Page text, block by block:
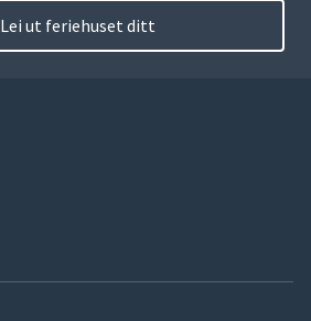
Lei ut feriehuset ditt